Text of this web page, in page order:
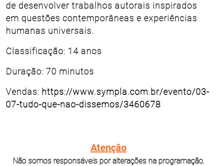
de desenvolver trabalhos autorais inspirados
em questões contemporâneas e experiências
humanas universais.
Classificação: 14 anos
Duração: 70 minutos
Vendas: https://www.sympla.com.br/evento/03-
07-tudo-que-nao-dissemos/3460678
Atenção
Não somos responsáveis por alterações na programação.